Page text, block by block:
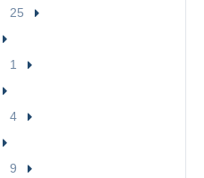
25
1
4
9